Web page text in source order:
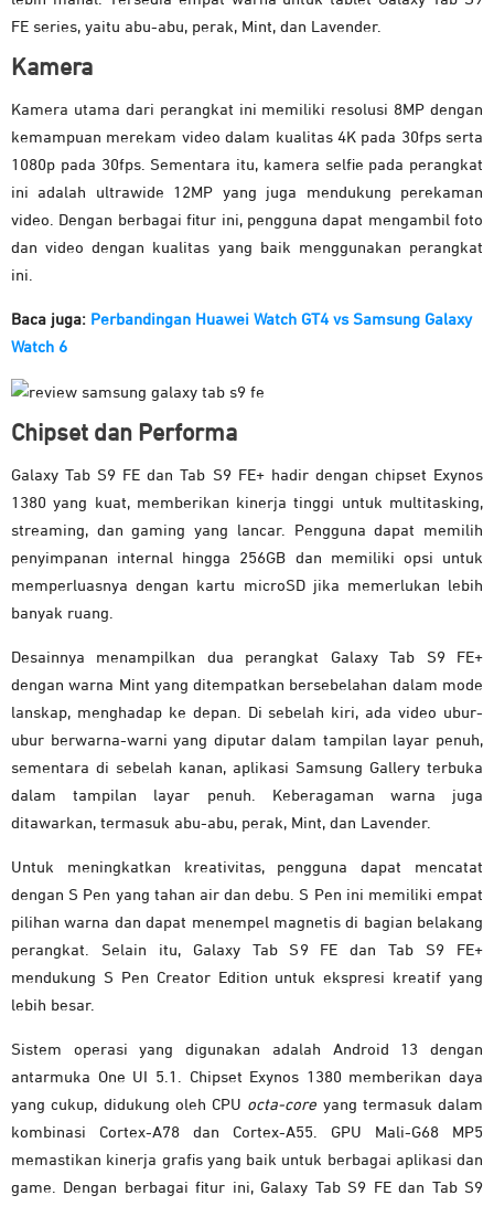
FE series, yaitu abu-abu, perak, Mint, dan Lavender.
Kamera
Kamera utama dari perangkat ini memiliki resolusi 8MP dengan
kemampuan merekam video dalam kualitas 4K pada 30fps serta
1080p pada 30fps. Sementara itu, kamera selfie pada perangkat
ini adalah ultrawide 12MP yang juga mendukung perekaman
video. Dengan berbagai fitur ini, pengguna dapat mengambil foto
dan video dengan kualitas yang baik menggunakan perangkat
ini.
Baca juga: Perbandingan Huawei Watch GT4 vs Samsung Galaxy
Watch 6
Chipset dan Performa
Galaxy Tab S9 FE dan Tab S9 FE+ hadir dengan chipset Exynos
1380 yang kuat, memberikan kinerja tinggi untuk multitasking,
streaming, dan gaming yang lancar. Pengguna dapat memilih
penyimpanan internal hingga 256GB dan memiliki opsi untuk
memperluasnya dengan kartu microSD jika memerlukan lebih
banyak ruang.
Desainnya menampilkan dua perangkat Galaxy Tab S9 FE+
dengan warna Mint yang ditempatkan bersebelahan dalam mode
lanskap, menghadap ke depan. Di sebelah kiri, ada video ubur-
ubur berwarna-warni yang diputar dalam tampilan layar penuh,
sementara di sebelah kanan, aplikasi Samsung Gallery terbuka
dalam tampilan layar penuh. Keberagaman warna juga
ditawarkan, termasuk abu-abu, perak, Mint, dan Lavender.
Untuk meningkatkan kreativitas, pengguna dapat mencatat
dengan S Pen yang tahan air dan debu. S Pen ini memiliki empat
pilihan warna dan dapat menempel magnetis di bagian belakang
perangkat. Selain itu, Galaxy Tab S9 FE dan Tab S9 FE+
mendukung S Pen Creator Edition untuk ekspresi kreatif yang
lebih besar.
Sistem operasi yang digunakan adalah Android 13 dengan
antarmuka One UI 5.1. Chipset Exynos 1380 memberikan daya
yang cukup, didukung oleh CPU octa-core yang termasuk dalam
kombinasi Cortex-A78 dan Cortex-A55. GPU Mali-G68 MP5
memastikan kinerja grafis yang baik untuk berbagai aplikasi dan
game. Dengan berbagai fitur ini, Galaxy Tab S9 FE dan Tab S9